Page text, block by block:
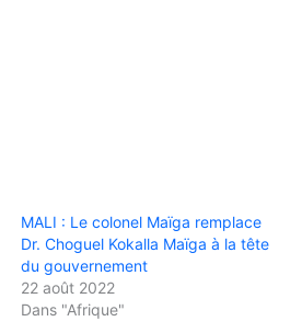
MALI : Le colonel Maïga remplace
Dr. Choguel Kokalla Maïga à la tête
du gouvernement
22 août 2022
Dans "Afrique"